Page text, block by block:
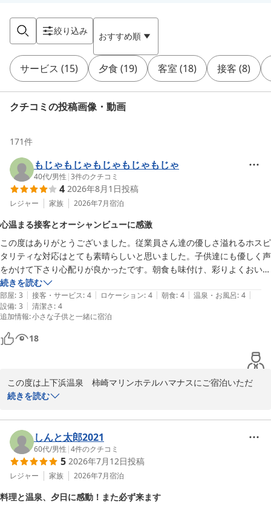
絞り込み おすすめ順
サービス (15) 夕食 (19) 客室 (18) 接客 (8)
クチコミの投稿画像・動画
171件
もじゃもじゃもじゃもじゃもじゃ
40代/男性 |3件のクチコミ
4 2026年8月1日投稿
レジャー 家族 2026年7月宿泊
心温まる接客とオーシャンビューに感激
この度はありがとうございました。従業員さん達の優しさ溢れるホスピ
タリティな対応はとても素晴らしいと思いました。子供達にも優しく声
をかけて下さり心配りが良かったです。朝食も味付け、彩りよくおいし
かったです。宿泊したお部屋もオーシャンビューで景色感激しました。
続きを読む
部屋: 3 | 接客・サービス: 4 | ロケーション: 4 | 朝食: 4 | 温泉・お風呂: 4 |
設備: 3 | 清潔さ: 4
追加情報:小さな子供と一緒に宿泊
18
この度は上下浜温泉　柿崎マリンホテルハマナスにご宿泊いただ
き、誠にありがとうございます。
スタッフの対応や朝食につきまして、このような温かいお言葉をい
ただき大変光栄です。お子様方にも喜んでいただけたとのこと、私
共にとっても嬉しい限りでございます。
また、お部屋からのオーシャンビューもご堪能いただけたようで何
よりです。当館から眺める海の景色は、季節や時間帯によって様々
ください。
続きを読む
しんと太郎2021
60代/男性 |4件のクチコミ
5 2026年7月12日投稿
レジャー 家族 2026年7月宿泊
料理と温泉、夕日に感動！また必ず来ます